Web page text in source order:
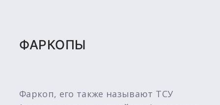
ФАРКОПЫ
Фаркоп, его также называют ТСУ